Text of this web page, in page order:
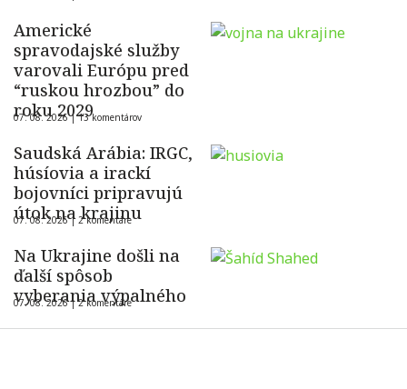
Americké
spravodajské služby
varovali Európu pred
“ruskou hrozbou” do
roku 2029
07. 08. 2026 |13 komentárov
Saudská Arábia: IRGC,
húsíovia a irackí
bojovníci pripravujú
útok na krajinu
07. 08. 2026 |2 komentáre
Na Ukrajine došli na
ďalší spôsob
vyberania výpalného
07. 08. 2026 |2 komentáre